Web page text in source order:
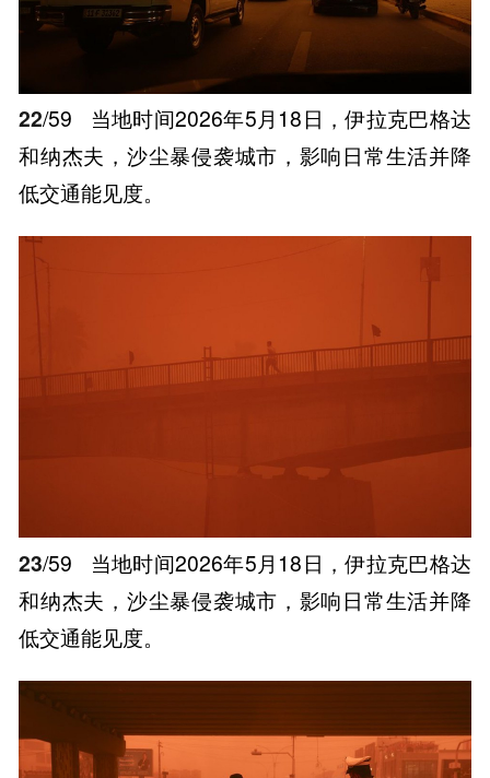
22/59
当地时间2026年5月18日，伊拉克巴格达
和纳杰夫，沙尘暴侵袭城市，影响日常生活并降
低交通能见度。
23/59
当地时间2026年5月18日，伊拉克巴格达
和纳杰夫，沙尘暴侵袭城市，影响日常生活并降
低交通能见度。